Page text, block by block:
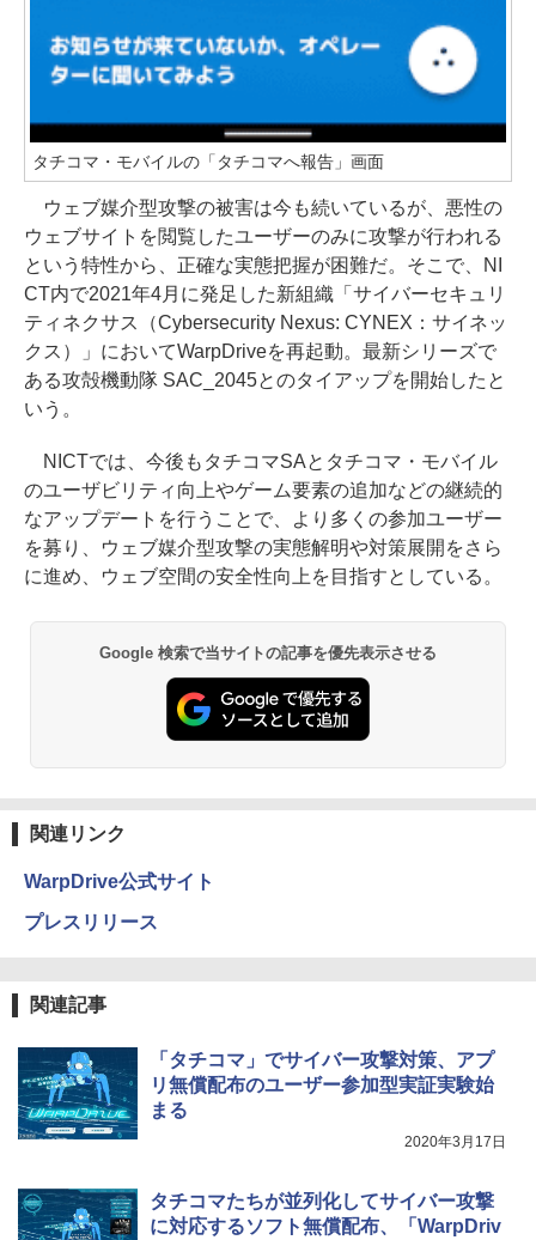
タチコマ・モバイルの「タチコマへ報告」画面
ウェブ媒介型攻撃の被害は今も続いているが、悪性の
ウェブサイトを閲覧したユーザーのみに攻撃が行われる
という特性から、正確な実態把握が困難だ。そこで、NI
CT内で2021年4月に発足した新組織「サイバーセキュリ
ティネクサス（Cybersecurity Nexus: CYNEX：サイネッ
クス）」においてWarpDriveを再起動。最新シリーズで
ある攻殻機動隊 SAC_2045とのタイアップを開始したと
いう。
NICTでは、今後もタチコマSAとタチコマ・モバイル
のユーザビリティ向上やゲーム要素の追加などの継続的
なアップデートを行うことで、より多くの参加ユーザー
を募り、ウェブ媒介型攻撃の実態解明や対策展開をさら
に進め、ウェブ空間の安全性向上を目指すとしている。
Google 検索で当サイトの記事を優先表示させる
関連リンク
WarpDrive公式サイト
プレスリリース
関連記事
「タチコマ」でサイバー攻撃対策、アプ
リ無償配布のユーザー参加型実証実験始
まる
2020年3月17日
タチコマたちが並列化してサイバー攻撃
に対応するソフト無償配布、「WarpDriv